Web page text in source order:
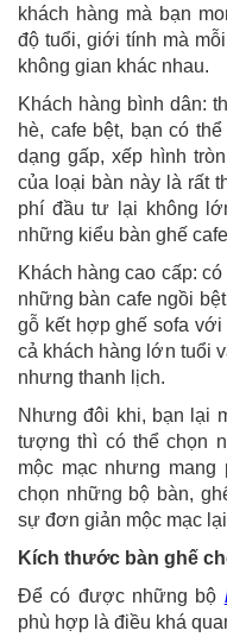
khách hàng mà bạn
độ tuổi, giới tính mà
không gian khác nhau.
Khách hàng bình dân:
hè, cafe bệt, bạn có
dạng gấp, xếp hình
của loại bàn này là rất
phí đầu tư lại không
những kiểu bàn ghế
Khách hàng cao cấp:
những bàn cafe ngồi
gỗ kết hợp ghế sofa
cả khách hàng lớn tuổi
nhưng thanh lịch.
Nhưng đôi khi, bạn lại
tượng thì có thể chọn
mộc mạc nhưng mang
chọn những bộ bàn,
sự đơn giản mộc mạc
Kích thước bàn ghế
Để có được những bộ
phù hợp là điều khá